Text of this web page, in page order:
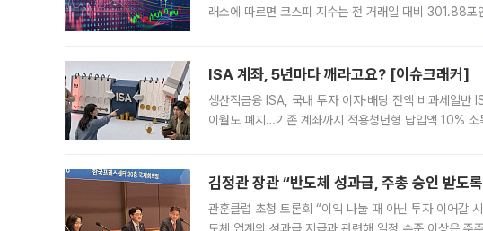
래소에 따르면 코스피 지수는 전 거래일 대비 301.88
ISA 계좌, 5년마다 깨라고요? [이슈크래커]
생산적금융 ISA, 국내 투자 이자·배당 전액 비과세일반
이월도 폐지…기존 계좌까지 적용청년형 납입액 10%
김정관 장관 “반도체 성과급, 주총 승인 받도
관훈클럽 초청 토론회 “이익 나눌 때 아닌 투자 이어갈